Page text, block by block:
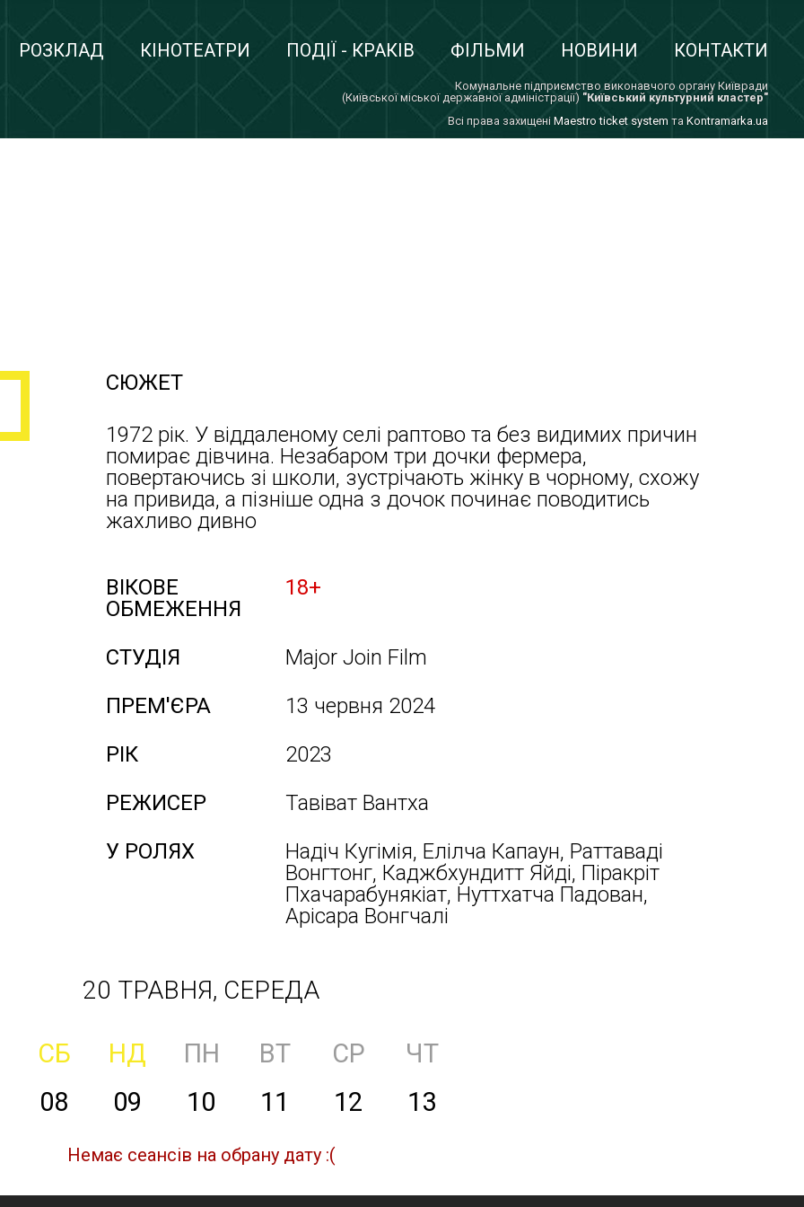
РОЗКЛАД КІНОТЕАТРИ ПОДІЇ - КРАКІВ ФІЛЬМИ НОВИНИ КОНТАКТИ
Комунальне підприємство виконавчого органу Київради
(Київської міської державної адміністрації) "Київський культурний кластер"
Всi права захищенi Maestro ticket system та Kontramarka.ua
СЮЖЕТ
1972 рік. У віддаленому селі раптово та без видимих причин
помирає дівчина. Незабаром три дочки фермера,
повертаючись зі школи, зустрічають жінку в чорному, схожу
на привида, а пізніше одна з дочок починає поводитись
жахливо дивно
ВІКОВЕ
ОБМЕЖЕННЯ
18+
СТУДІЯ
Major Join Film
ПРЕМ'ЄРА
13 червня 2024
РІК
2023
РЕЖИСЕР
Тавіват Вантха
У РОЛЯХ
Надіч Кугімія, Елілча Капаун, Раттаваді
Вонгтонг, Каджбхундитт Яйді, Піракріт
Пхачарабунякіат, Нуттхатча Падован,
Арісара Вонгчалі
20 ТРАВНЯ, СЕРЕДА
СБ НД ПН ВТ СР
ЧТ
08 09 10 11 12 13
Немає сеансів на обрану дату :(